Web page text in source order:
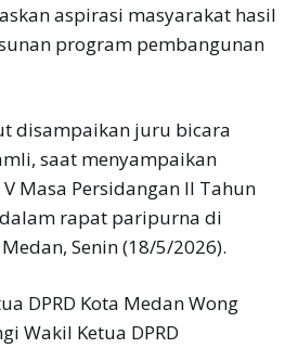
aspirasi masyarakat hasil
program pembangunan
disampaikan juru bicara
saat menyampaikan
Masa Persidangan II Tahun
rapat paripurna di
Senin (18/5/2026).
DPRD Kota Medan Wong
Wakil Ketua DPRD